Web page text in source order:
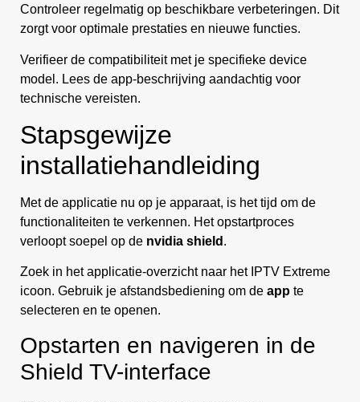
Controleer regelmatig op beschikbare verbeteringen. Dit
zorgt voor optimale prestaties en nieuwe functies.
Verifieer de compatibiliteit met je specifieke device
model. Lees de app-beschrijving aandachtig voor
technische vereisten.
Stapsgewijze
installatiehandleiding
Met de applicatie nu op je apparaat, is het tijd om de
functionaliteiten te verkennen. Het opstartproces
verloopt soepel op de nvidia shield .
Zoek in het applicatie-overzicht naar het IPTV Extreme
icoon. Gebruik je afstandsbediening om de app te
selecteren en te openen.
Opstarten en navigeren in de
Shield TV-interface